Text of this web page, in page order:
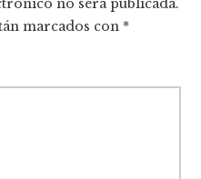
no será publicada.
marcados con *